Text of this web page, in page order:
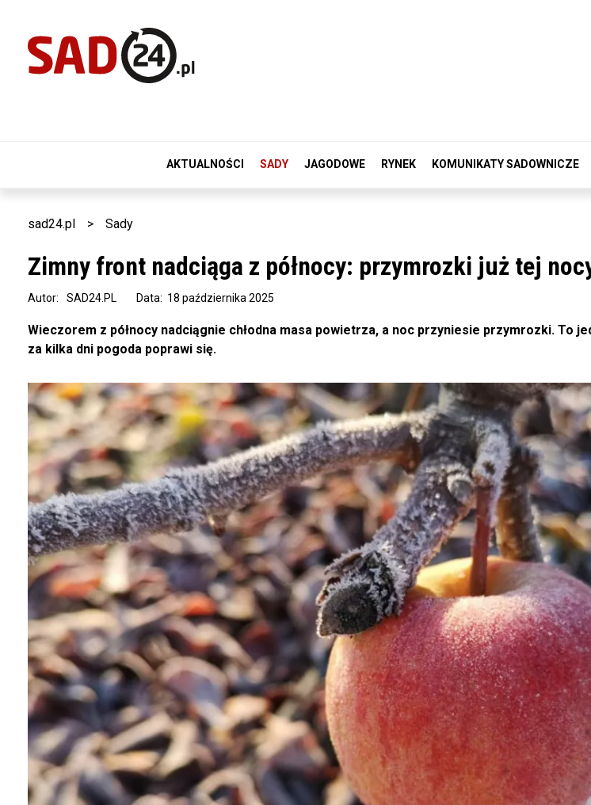
AKTUALNOŚCI SADY JAGODOWE RYNEK KOMUNIKATY SADOWNICZE
sad24.pl > Sady
Zimny front nadciąga z północy: przymrozki już tej
Data: 18 października 2025
Autor: SAD24.PL
Wieczorem z północy nadciągnie chłodna masa powietrza, a noc przyniesie przymrozki. To
za kilka dni pogoda poprawi się.